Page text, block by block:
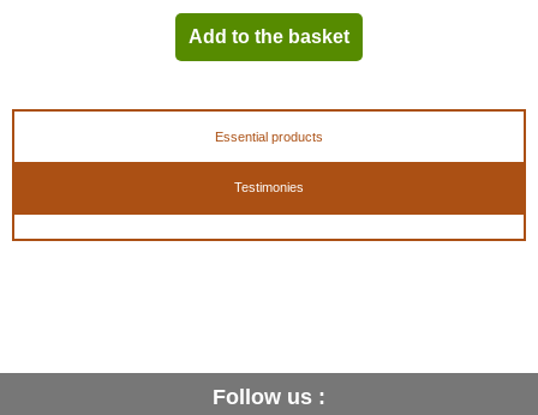
Add to the basket
Essential products
Testimonies
Follow us :